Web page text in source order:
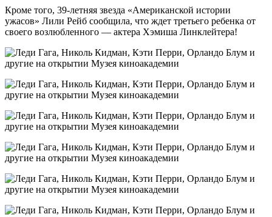
Кроме того, 39-летняя звезда «Американской истории
ужасов» Лили Рейб сообщила, что ждет третьего ребенка от
своего возлюбленного — актера Хэмиша Линклейтера!